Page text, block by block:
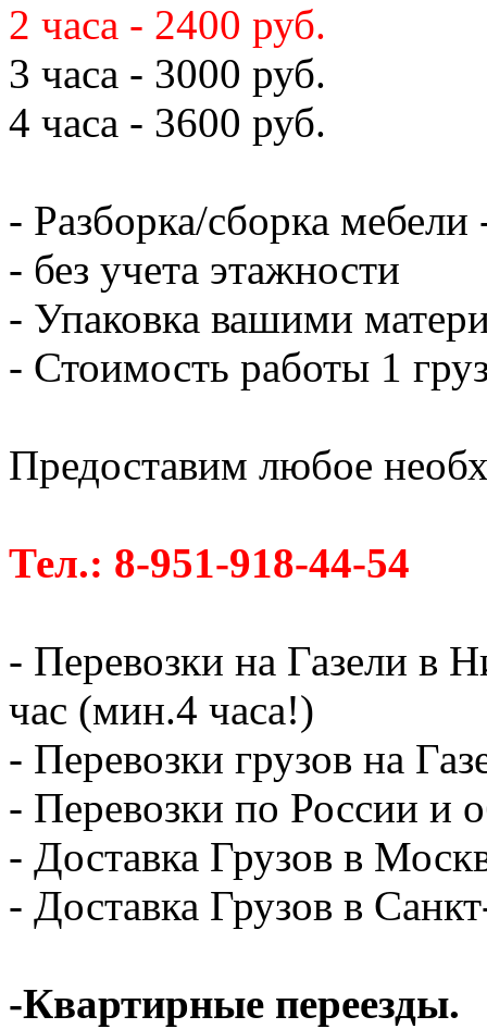
2 часа - 2400 руб.
3 часа - 3000 руб.
4 часа - 3600 руб.
- Разборка/сборка мебели
- без учета этажности
- Упаковка вашими
- Стоимость работы 1
Предоставим любое
Тел.: 8-951-918-44-54
- Перевозки на Газели в
час (мин.4 часа!)
- Перевозки грузов на
- Перевозки по России и
- Доставка Грузов в
- Доставка Грузов в
-Квартирные переезды.